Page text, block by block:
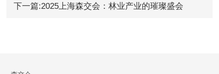
下一篇:2025上海森交会：林业产业的璀璨盛会